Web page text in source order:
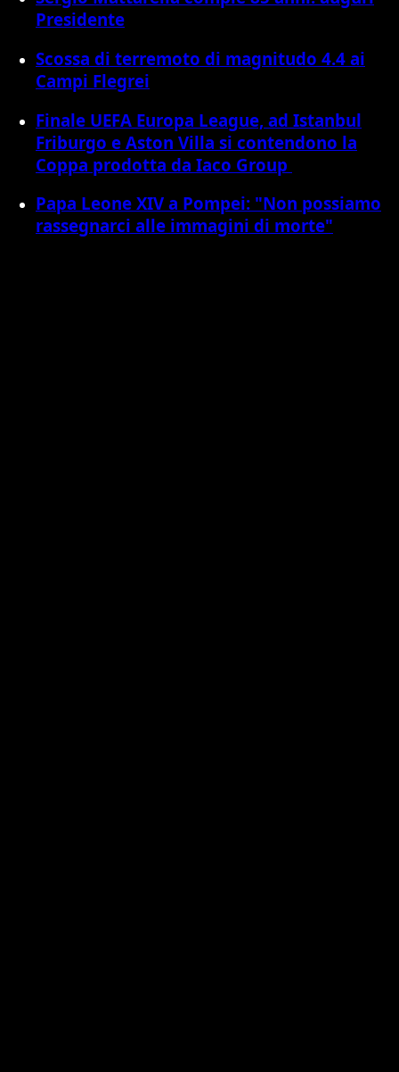
Presidente
Scossa di terremoto di magnitudo 4.4 ai
Campi Flegrei
Finale UEFA Europa League, ad Istanbul
Friburgo e Aston Villa si contendono la
Coppa prodotta da Iaco Group ​
Papa Leone XIV a Pompei: "Non possiamo
rassegnarci alle immagini di morte"